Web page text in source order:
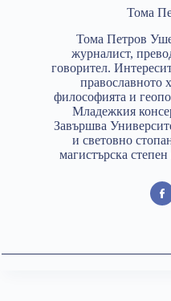
Тома
Тома Петров
журналист,
говорител.
православното
философията и
Младежкия
Завършва
и световно
магистърска